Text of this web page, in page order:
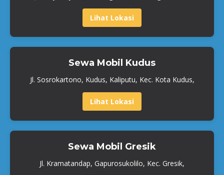
Lihat Lokasi
Sewa Mobil Kudus
Jl. Sosrokartono, Kudus, Kaliputu, Kec. Kota Kudus,
Lihat Lokasi
Sewa Mobil Gresik
Jl. Kramatandap, Gapurosukolilo, Kec. Gresik,